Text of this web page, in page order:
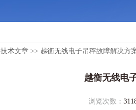
技术文章 >> 越衡无线电子吊秤故障解决方
越衡无线电
浏览次数：